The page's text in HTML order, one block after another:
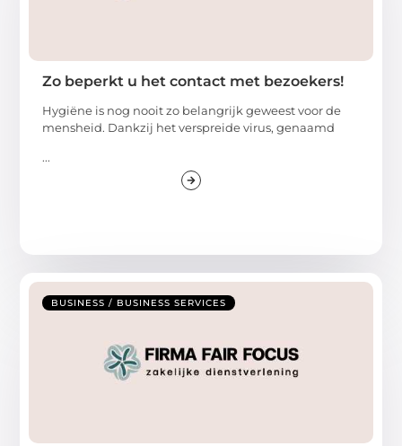
Zo beperkt u het contact met bezoekers!
Hygiëne is nog nooit zo belangrijk geweest voor de
mensheid. Dankzij het verspreide virus, genaamd
...
BUSINESS / BUSINESS SERVICES